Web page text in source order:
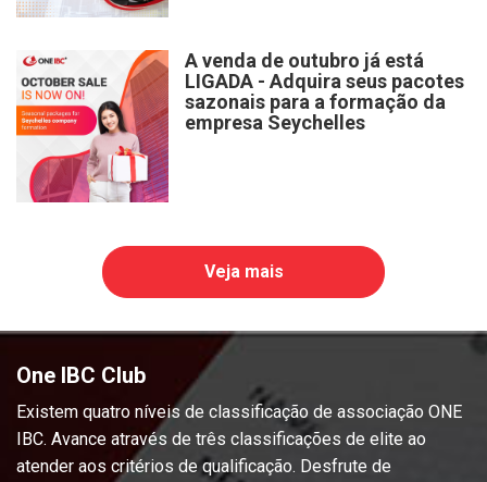
A venda de outubro já está
LIGADA - Adquira seus pacotes
sazonais para a formação da
empresa Seychelles
Veja mais
One IBC Club
Existem quatro níveis de classificação de associação ONE
IBC. Avance através de três classificações de elite ao
atender aos critérios de qualificação. Desfrute de